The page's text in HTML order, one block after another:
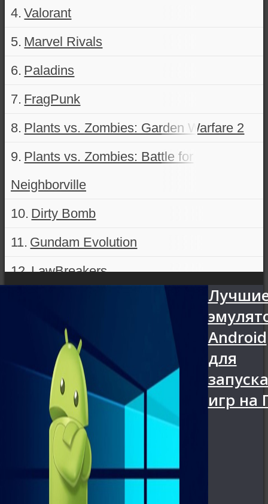
Valorant
Marvel Rivals
Paladins
FragPunk
Plants vs. Zombies: Garden Warfare 2
Plants vs. Zombies: Battle for
Neighborville
Dirty Bomb
Gundam Evolution
LawBreakers
Gigantic: Rampage Edition
Tom Clancy’s Rainbow Six Siege
Android
для
запуска
игр на